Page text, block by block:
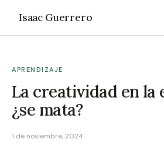
Isaac Guerrero
APRENDIZAJE
La creatividad en la
¿se mata?
1 de noviembre, 2024